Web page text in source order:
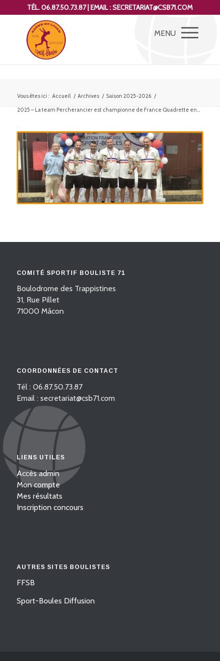
TÉL. 06.87.50.73.87 | EMAIL : SECRETARIAT@CSB71.COM
Vous êtes ici : Accueil / Archives / Saison 2025-2026 /
2025 – La team Percherancier est championne de France Quadrette en...
COMITÉ SPORTIF BOULISTE 71
Boulodrome des Trappistines
31, Rue Pillet
71000 Mâcon
COORDONNÉES DE CONTACT
Tél : 06.87.50.73.87
Email : secretariat@csb71.com
LIENS UTILES
Accès admin
Mon compte
Mes résultats
Inscription concours
AUTRES SITES BOULISTES
FFSB
Sport-Boules Diffusion